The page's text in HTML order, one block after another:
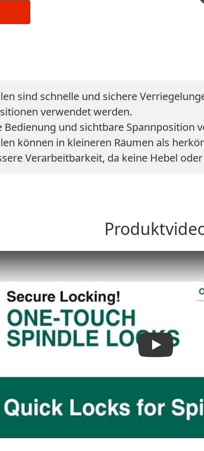
sind schnelle und sichere
verwendet werden.
Bedienung und sichtbare Spannposition
können in kleineren Räumen als
Verarbeitbarkeit, da keine Hebel
Play